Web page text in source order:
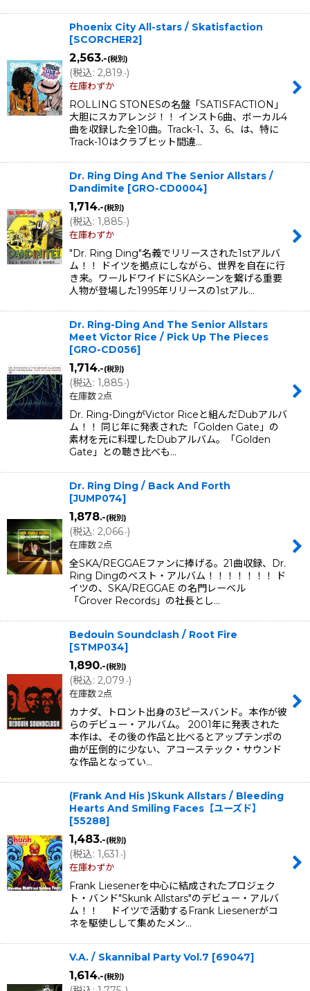
Phoenix City All-stars / Skatisfaction
[SCORCHER2]
2,563.-(税別)
(税込: 2,819.-)
在庫わずか
ROLLING STONESの名盤「SATISFACTION」
大胆にスカアレンジ！！ インスト6曲、ボーカル4
曲を収録した全10曲。Track-1、3、6、は、特に
Track-10はクラブヒット間違…
Dr. Ring Ding And The Senior Allstars /
Dandimite [GRO-CD0004]
1,714.-(税別)
(税込: 1,885.-)
在庫わずか
"Dr. Ring Ding"名義でリリースされた1stアルバ
ム！！ ドイツを拠点にしながら、世界を自在に行
き来。ワールドワイドにSKAシーンを繋げる重要
人物が登場した1995年リリースの1stアル…
Dr. Ring-Ding And The Senior Allstars
Meet Victor Rice ‎/ Pick Up The Pieces
[GRO-CD056]
1,714.-(税別)
(税込: 1,885.-)
在庫数 2点
Dr. Ring-DingがVictor Riceと組んだDubアルバ
ム！！ 同じ年に発表された「Golden Gate」の
素材を元に料理したDubアルバム。「Golden
Gate」との聴き比べも…
Dr. Ring Ding / Back And Forth
[JUMP074]
1,878.-(税別)
(税込: 2,066.-)
在庫数 2点
全SKA/REGGAEファンに捧げる。21曲収録、Dr.
Ring Dingのベスト・アルバム！！！！！！！ ド
イツの、SKA/REGGAE の名門レーベル
「Grover Records」の社長とし…
Bedouin Soundclash / Root Fire
[STMP034]
1,890.-(税別)
(税込: 2,079.-)
在庫数 2点
カナダ、トロント出身の3ピースバンド。本作が彼
らのデビュー・アルバム。 2001年に発表された
本作は、その後の作品と比べるとアップテンポの
曲が圧倒的に少ない、アコーステック・サウンド
な作品となってい…
(Frank And His )Skunk Allstars / Bleeding
Hearts And Smiling Faces【ユーズド】
[55288]
1,483.-(税別)
(税込: 1,631.-)
在庫わずか
Frank Liesenerを中心に結成されたプロジェク
ト・バンド"Skunk Allstars"のデビュー・アルバ
ム！！ ドイツで活動するFrank Liesenerがコ
ネを駆使しして集めたメン…
V.A. / Skannibal Party Vol.7 [69047]
1,614.-(税別)